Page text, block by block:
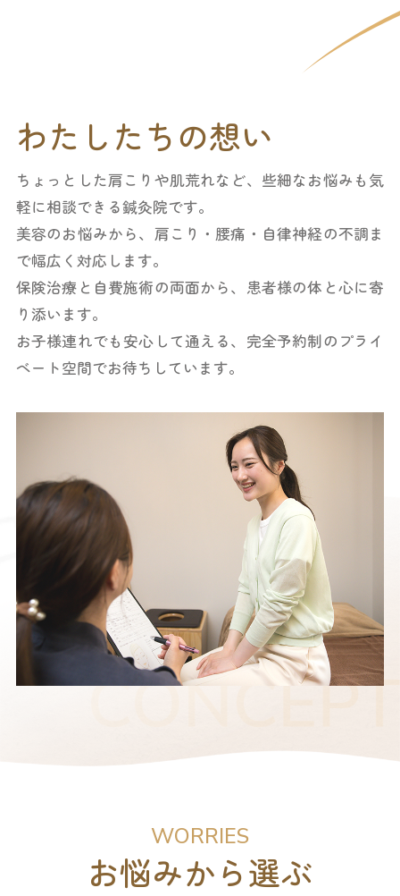
わたしたちの想い
ちょっとした肩こりや肌荒れなど、些細なお悩みも気
軽に相談できる鍼灸院です。
美容のお悩みから、肩こり・腰痛・自律神経の不調ま
で幅広く対応します。
保険治療と自費施術の両面から、患者様の体と心に寄
り添います。
お子様連れでも安心して通える、完全予約制の プライ
ベート空間でお待ちしています。
WORRIES
お悩みから選ぶ